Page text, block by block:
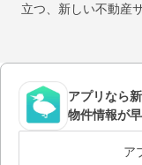
立つ、新しい不動産
アプリなら
物件情報が
ア